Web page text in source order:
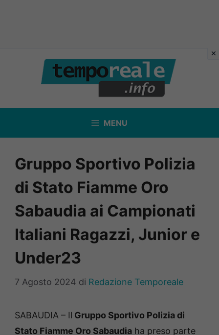
contenuto
MENU
Gruppo Sportivo Polizia
di Stato Fiamme Oro
Sabaudia ai Campionati
Italiani Ragazzi, Junior e
Under23
7 Agosto 2024 di Redazione Temporeale
SABAUDIA – Il Gruppo Sportivo Polizia di
Stato Fiamme Oro Sabaudia ha preso parte